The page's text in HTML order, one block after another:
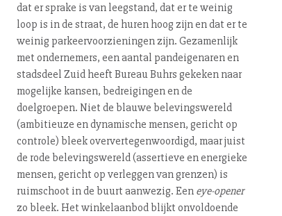
dat er sprake is van leegstand, dat er te weinig
loop is in de straat, de huren hoog zijn en dat er te
weinig par­keer­voor­zie­nin­gen zijn. Gezamenlijk
met ondernemers, een aantal pand­ei­ge­na­ren en
stadsdeel Zuid heeft Bureau Buhrs gekeken naar
mogelijke kansen, be­drei­gin­gen en de
doelgroepen. Niet de blauwe be­le­vings­we­reld
(ambitieuze en dynamische mensen, gericht op
controle) bleek over­ver­te­gen­woor­digd, maar juist
de rode be­le­vings­we­reld (assertieve en energieke
mensen, gericht op verleggen van grenzen) is
ruimschoot in de buurt aanwezig. Een eye-opener
zo bleek. Het win­kel­aan­bod blijkt onvoldoende